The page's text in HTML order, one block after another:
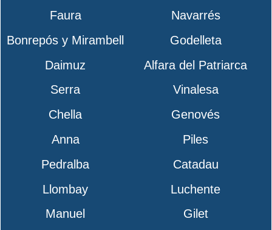
Faura
Navarrés
Bonrepós y Mirambell
Godelleta
Daimuz
Alfara del Patriarca
Serra
Vinalesa
Chella
Genovés
Anna
Piles
Pedralba
Catadau
Llombay
Luchente
Manuel
Gilet